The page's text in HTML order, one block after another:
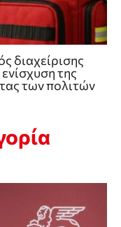
διαχείρισης
της
των πολιτών